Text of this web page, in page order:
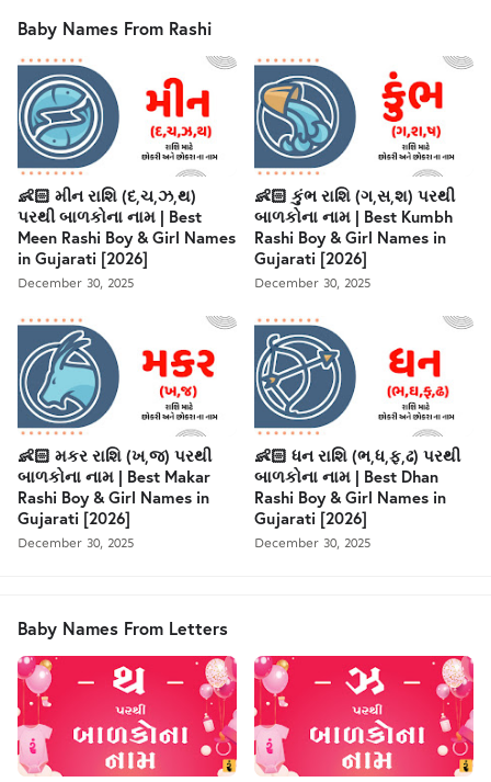
Baby Names From Rashi
👶🏻 મીન રાશિ (દ,ચ,ઝ,થ)
પરથી બાળકોના નામ | Best
Meen Rashi Boy & Girl Names
in Gujarati [2026]
December 30, 2025
👶🏻 કુંભ રાશિ (ગ,સ,શ) પરથી
બાળકોના નામ | Best Kumbh
Rashi Boy & Girl Names in
Gujarati [2026]
December 30, 2025
👶🏻 મકર રાશિ (ખ,જ) પરથી
બાળકોના નામ | Best Makar
Rashi Boy & Girl Names in
Gujarati [2026]
December 30, 2025
👶🏻 ધન રાશિ (ભ,ધ,ફ,ઢ) પરથી
બાળકોના નામ | Best Dhan
Rashi Boy & Girl Names in
Gujarati [2026]
December 30, 2025
Baby Names From Letters